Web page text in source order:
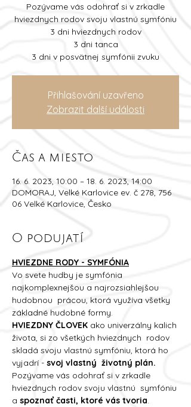
Pozývame vás odohrať si v zrkadle
hviezdnych rodov svoju vlastnú symfóniu
3 dni hviezdnych rodov
3 dni tanca
3 dni v posvätnej symfónii zvuku
Přihlašování uzavřeno
Zobrazit další události
Čas a miesto
16. 6. 2023, 10:00 – 18. 6. 2023, 14:00
DOMORAJ, Velké Karlovice ev. č 278, 756
06 Velké Karlovice, Česko
O podujatí
HVIEZDNE RODY - SYMFÓNIA
Vo svete hudby je symfónia
najkomplexnejšou a najrozsiahlejšou
hudobnou  prácou, ktorá využíva všetky
základné hudobné formy.
HVIEZDNY ČLOVEK ako univerzálny kalich
života, si zo všetkých hviezdnych  rodov
skladá svoju vlastnú symfóniu, ktorá ho
vyjadrí - svoj vlastný  životný plán.
Pozývame vás odohrať si v zrkadle
hviezdnych rodov svoju vlastnú  symfóniu
a spoznať časti, ktoré vás tvoria.